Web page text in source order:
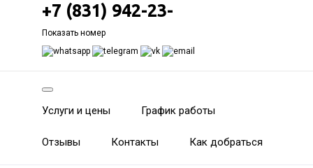
+7 (831) 942-23-
Показать номер
Услуги и цены График работы
Отзывы Контакты Как добраться